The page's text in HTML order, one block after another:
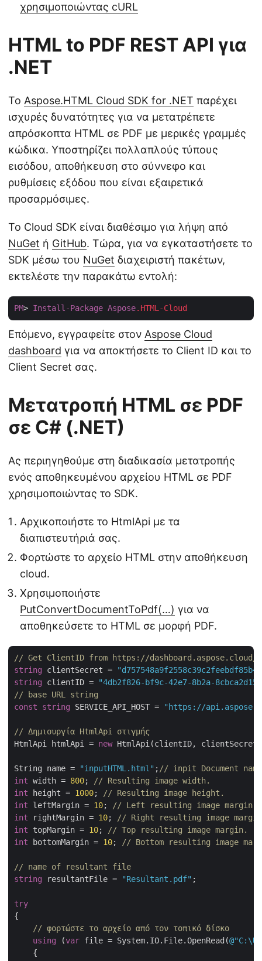
χρησιμοποιώντας cURL
HTML to PDF REST API για
.NET
Το Aspose.HTML Cloud SDK for .NET παρέχει
ισχυρές δυνατότητες για να μετατρέπετε
απρόσκοπτα HTML σε PDF με μερικές γραμμές
κώδικα. Υποστηρίζει πολλαπλούς τύπους
εισόδου, αποθήκευση στο σύννεφο και
ρυθμίσεις εξόδου που είναι εξαιρετικά
προσαρμόσιμες.
Το Cloud SDK είναι διαθέσιμο για λήψη από
NuGet ή GitHub. Τώρα, για να εγκαταστήσετε το
SDK μέσω του NuGet διαχειριστή πακέτων,
εκτελέστε την παρακάτω εντολή:
PM> Install-Package Aspose.HTML-Cloud
Επόμενο, εγγραφείτε στον Aspose Cloud
dashboard για να αποκτήσετε το Client ID και το
Client Secret σας.
Μετατροπή HTML σε PDF
σε C# (.NET)
Ας περιηγηθούμε στη διαδικασία μετατροπής
ενός αποθηκευμένου αρχείου HTML σε PDF
χρησιμοποιώντας το SDK.
Αρχικοποιήστε το HtmlApi με τα
διαπιστευτήριά σας.
Φορτώστε το αρχείο HTML στην αποθήκευση
cloud.
Χρησιμοποιήστε
PutConvertDocumentToPdf(…) για να
αποθηκεύσετε το HTML σε μορφή PDF.
// Get ClientID from https://dashboard.aspose.cloud/
string clientSecret =
string clientID =
"4db2f826-bf9c-42e7-8b2a-
// base URL string
const
string SERVICE_API_HOST = "https://
// Δημιουργία HtmlApi στιγμής
HtmlApi htmlApi = new HtmlApi(clientID,
String name = "inputHTML.html" ; // inpit Document
int width = 800;
// Resulting image width.
int height = 1000;
// Resulting image height.
int leftMargin = 10;
// Left resulting image margin.
int rightMargin = 10;
// Right resulting image
int topMargin = 10;
// Top resulting image margin.
int bottomMargin = 10; // Bottom resulting image
// name of resultant file
string resultantFile = "Resultant.pdf" ;
try
{
// φορτώστε το αρχείο από τον τοπικό δίσκο
using (var file = System.IO.File.OpenRead(
    {